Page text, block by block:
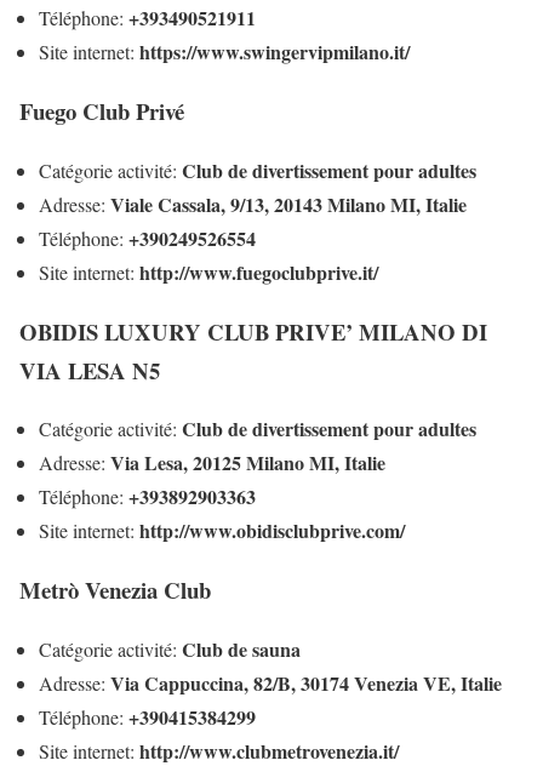
Téléphone: +393490521911
Site internet: https://www.swingervipmilano.it/
Fuego Club Privé
Catégorie activité: Club de divertissement pour adultes
Adresse: Viale Cassala, 9/13, 20143 Milano MI, Italie
Téléphone: +390249526554
Site internet: http://www.fuegoclubprive.it/
OBIDIS LUXURY CLUB PRIVE’ MILANO DI
VIA LESA N5
Catégorie activité: Club de divertissement pour adultes
Adresse: Via Lesa, 20125 Milano MI, Italie
Téléphone: +393892903363
Site internet: http://www.obidisclubprive.com/
Metrò Venezia Club
Catégorie activité: Club de sauna
Adresse: Via Cappuccina, 82/B, 30174 Venezia VE, Italie
Téléphone: +390415384299
Site internet: http://www.clubmetrovenezia.it/